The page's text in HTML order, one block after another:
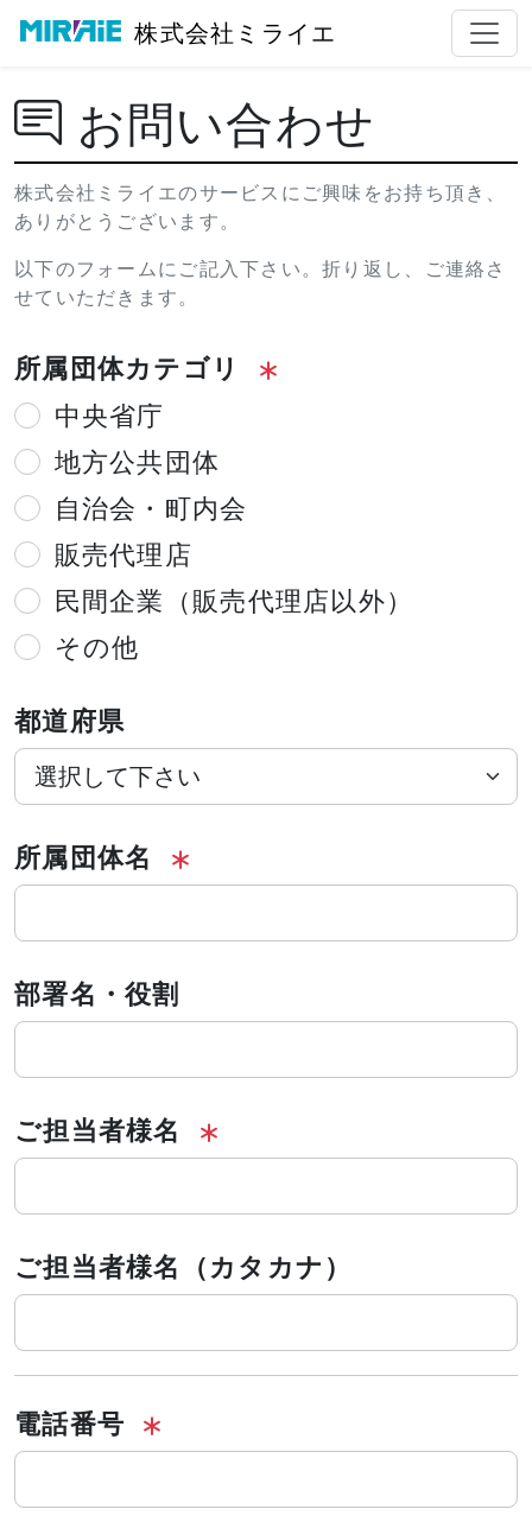
株式会社ミライエ
お問い合わせ
株式会社ミライエのサービスにご興味をお持ち頂き、
ありがとうございます。
以下のフォームにご記入下さい。折り返し、ご連絡さ
せていただきます。
所属団体カテゴリ
中央省庁
地方公共団体
自治会・町内会
販売代理店
民間企業（販売代理店以外）
その他
都道府県
所属団体名
部署名・役割
ご担当者様名
ご担当者様名（カタカナ）
電話番号